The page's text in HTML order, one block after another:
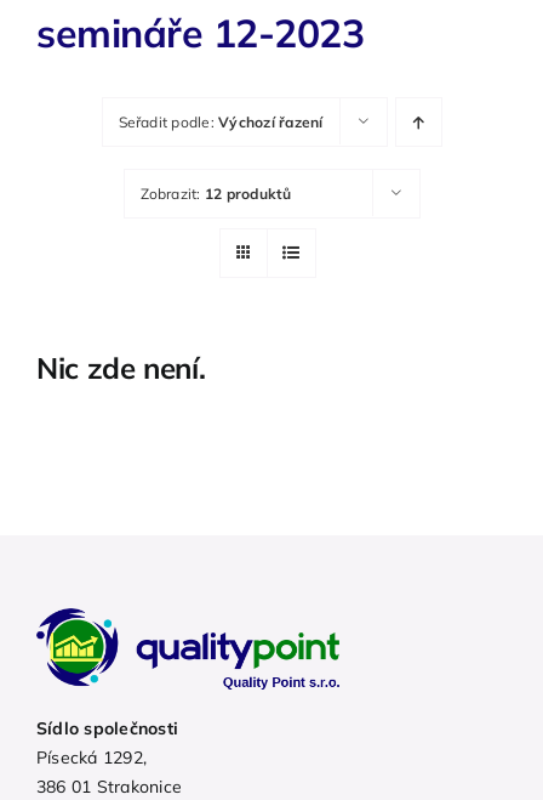
semináře 12-2023
Seřadit podle:Výchozí řazení
Zobrazit: 12 produktů
Nic zde není.
Sídlo společnosti
Písecká 1292,
386 01 Strakonice